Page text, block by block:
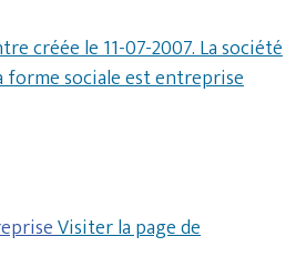
créée le 11-07-2007. La société
forme sociale est entreprise
Visiter la page de